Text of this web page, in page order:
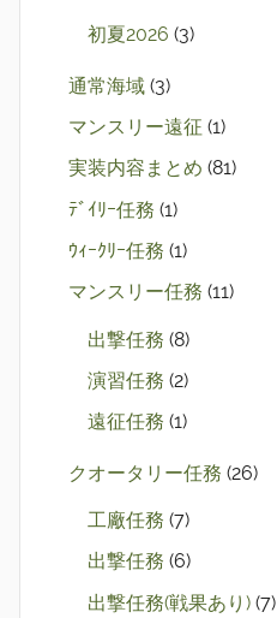
初夏2026 (3)
通常海域 (3)
マンスリー遠征 (1)
実装内容まとめ (81)
ﾃﾞｲﾘｰ任務 (1)
ｳｨｰｸﾘｰ任務 (1)
マンスリー任務 (11)
出撃任務 (8)
演習任務 (2)
遠征任務 (1)
クオータリー任務 (26)
工廠任務 (7)
出撃任務 (6)
出撃任務(戦果あり) (7)